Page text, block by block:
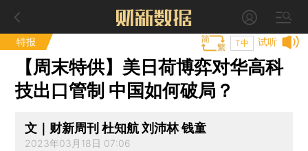
特报 试听
T中
【周末特供】美日荷博弈对华高科
技出口管制 中国如何破局？
文｜财新周刊 杜知航 刘沛林 钱童
2023年03月18日 07:06